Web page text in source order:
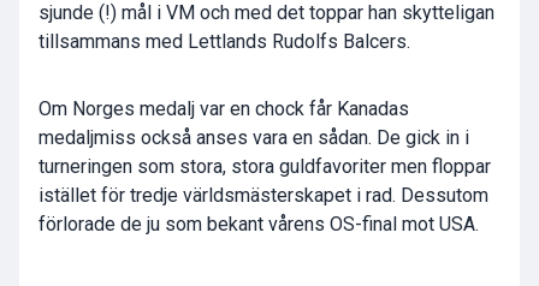
sjunde (!) mål i VM och med det toppar han skytteligan
tillsammans med Lettlands Rudolfs Balcers.
Om Norges medalj var en chock får Kanadas
medaljmiss också anses vara en sådan. De gick in i
turneringen som stora, stora guldfavoriter men floppar
istället för tredje världsmästerskapet i rad. Dessutom
förlorade de ju som bekant vårens OS-final mot USA.